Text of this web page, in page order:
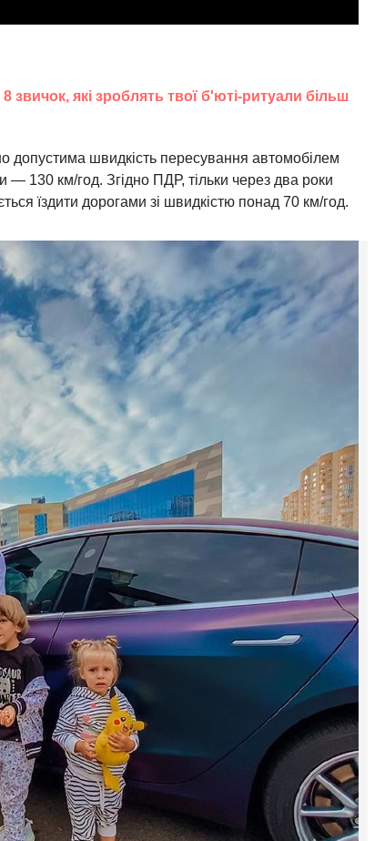
звичок, які зроблять твої б'юті-ритуали більш
допустима швидкість пересування автомобілем
— 130 км/год. Згідно ПДР, тільки через два роки
їздити дорогами зі швидкістю понад 70 км/год.